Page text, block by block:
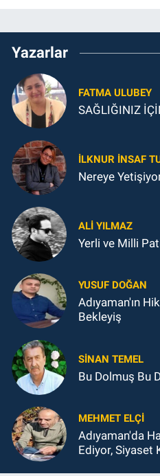
Yazarlar
FATMA ULUBEY
SAĞLIĞINIZ
İLKNUR İNSAF
Nereye
ALI YILMAZ
Yerli ve Milli
YUSUF DOĞAN
Adıyaman'ın
Bekleyiş
SINAN TEMEL
Bu Dolmuş Bu
MEHMET ELÇI
Adıyaman'da
Ediyor, Siyaset